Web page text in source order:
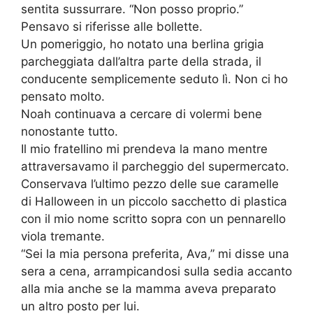
sentita sussurrare. “Non posso proprio.”
Pensavo si riferisse alle bollette.
Un pomeriggio, ho notato una berlina grigia
parcheggiata dall’altra parte della strada, il
conducente semplicemente seduto lì. Non ci ho
pensato molto.
Noah continuava a cercare di volermi bene
nonostante tutto.
Il mio fratellino mi prendeva la mano mentre
attraversavamo il parcheggio del supermercato.
Conservava l’ultimo pezzo delle sue caramelle
di Halloween in un piccolo sacchetto di plastica
con il mio nome scritto sopra con un pennarello
viola tremante.
“Sei la mia persona preferita, Ava,” mi disse una
sera a cena, arrampicandosi sulla sedia accanto
alla mia anche se la mamma aveva preparato
un altro posto per lui.